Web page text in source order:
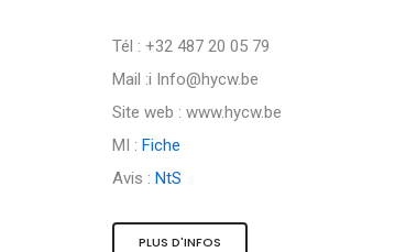
Tél : +32 487 20 05 79
Mail :i Info@hycw.be
Site web : www.hycw.be
MI : Fiche
Avis : NtS
PLUS D'INFOS